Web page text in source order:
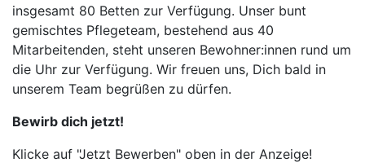
insgesamt 80 Betten zur Verfügung. Unser bunt
gemischtes Pflegeteam, bestehend aus 40
Mitarbeitenden, steht unseren Bewohner:innen rund um
die Uhr zur Verfügung. Wir freuen uns, Dich bald in
unserem Team begrüßen zu dürfen.
Bewirb dich jetzt!
Klicke auf "Jetzt Bewerben" oben in der Anzeige!